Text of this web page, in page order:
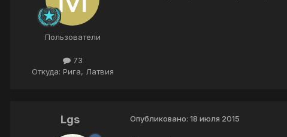
Пользователи
73
Откуда: Рига, Латвия
Lgs Опубликовано: 18 июля 2015